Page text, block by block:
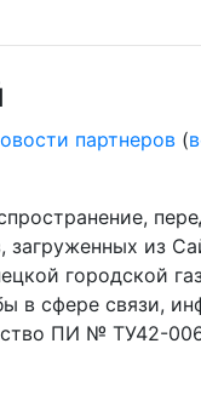
партнеров (
из
городской
в сфере связи,
ПИ № ТУ42-